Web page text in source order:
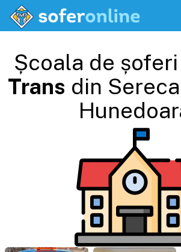
Școala de șoferi
Trans din Sereca